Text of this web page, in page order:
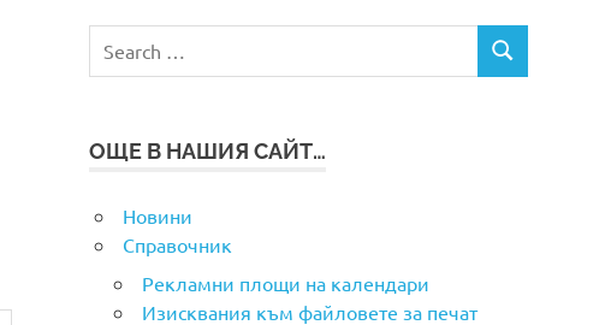
for:
SEARCH
ОЩЕ В НАШИЯ САЙТ…
Новини
Справочник
Рекламни площи на календари
Изисквания към файловете за печат